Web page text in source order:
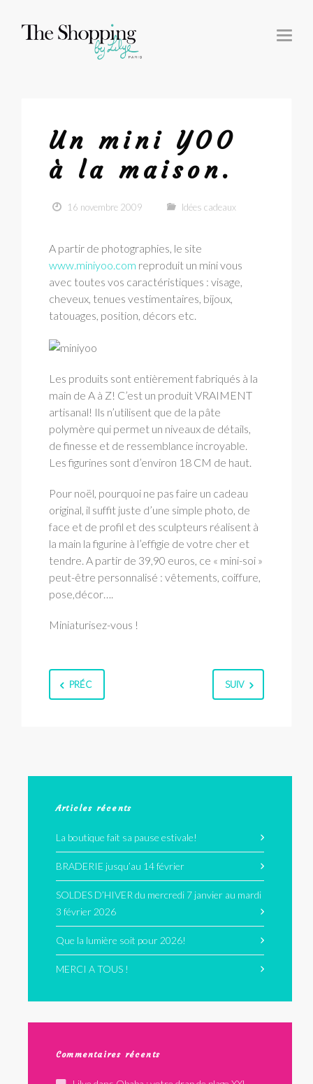
T
O
Un mini YOO
à la maison.
16 novembre 2009 Idées cadeaux
A partir de photographies, le site
www.miniyoo.com reproduit un mini vous
avec toutes vos caractéristiques : visage,
cheveux, tenues vestimentaires, bijoux,
tatouages, position, décors etc.
Les produits sont entièrement fabriqués à la
main de A à Z! C’est un produit VRAIMENT
artisanal! Ils n’utilisent que de la pâte
polymère qui permet un niveaux de détails,
de finesse et de ressemblance incroyable.
Les figurines sont d’environ 18 CM de haut.
Pour noël, pourquoi ne pas faire un cadeau
original, il suffit juste d’une simple photo, de
face et de profil et des sculpteurs réalisent à
la main la figurine à l’effigie de votre cher et
tendre. A partir de 39,90 euros, ce « mini-soi »
peut-être personnalisé : vêtements, coiffure,
pose,décor….
Miniaturisez-vous !
PRÉC SUIV
Articles récents
La boutique fait sa pause estivale!
BRADERIE jusqu’au 14 février
SOLDES D’HIVER du mercredi 7 janvier au mardi
3 février 2026
Que la lumière soit pour 2026!
MERCI A TOUS !
Commentaires récents